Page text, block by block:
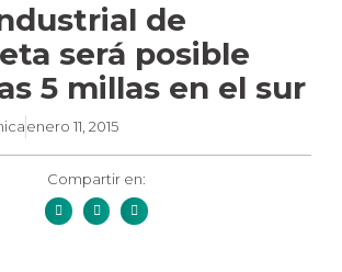
de
será posible
5 millas en el sur
enero 11, 2015
Compartir en: